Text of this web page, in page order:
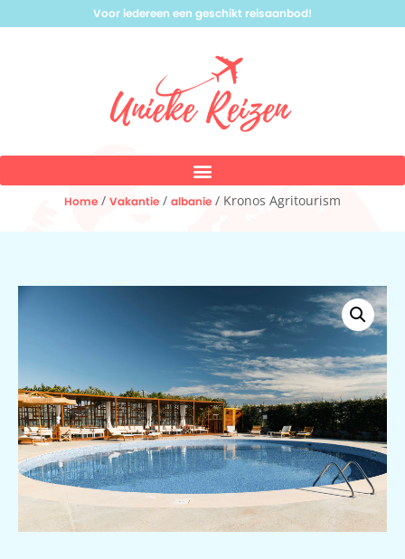
Voor iedereen een geschikt reisaanbod!
Home / Vakantie / albanie / Kronos Agritourism